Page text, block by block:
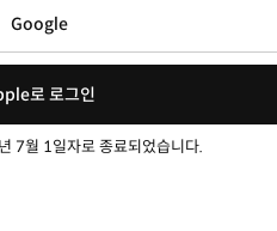
Google
로 로그인
7월 1일자로 종료되었습니다.